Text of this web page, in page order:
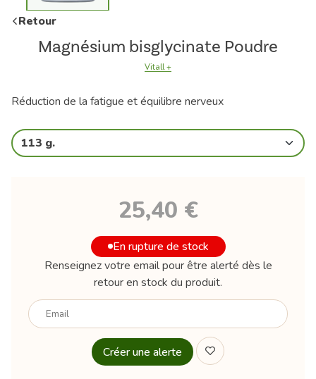
Retour
Magnésium bisglycinate Poudre
Vitall +
Réduction de la fatigue et équilibre nerveux
113 g.
25,40 €
En rupture de stock
Renseignez votre email pour être alerté dès le
retour en stock du produit.
Votre